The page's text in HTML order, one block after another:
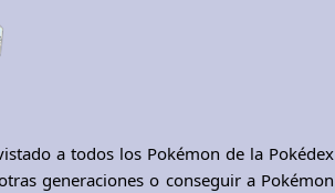
a todos los Pokémon de la Pokédex
generaciones o conseguir a Pokémon